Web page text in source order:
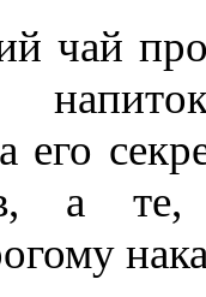
чай
его
а